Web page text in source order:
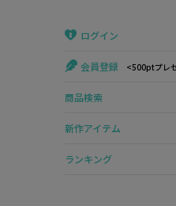
GLAMOROUS
ログイン
会員登録 <500ptプレ
商品検索
新作アイテム
ランキング